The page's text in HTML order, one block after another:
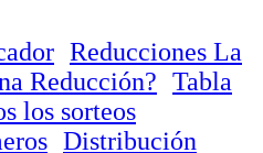
Reducciones La
Reducción? Tabla
los sorteos
Distribución